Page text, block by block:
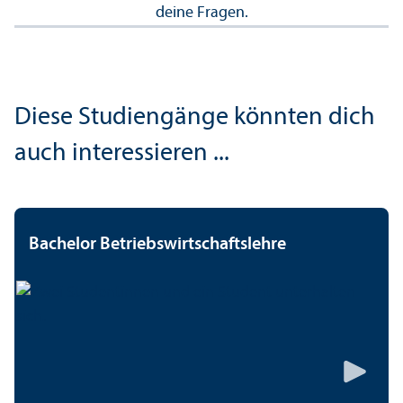
deine Fragen.
Diese Studien­gänge könnten dich
auch interessieren ...
Bachelor Betriebs­wirtschafts­lehre